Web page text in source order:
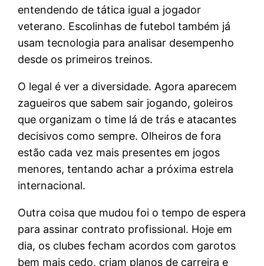
entendendo de tática igual a jogador
veterano. Escolinhas de futebol também já
usam tecnologia para analisar desempenho
desde os primeiros treinos.
O legal é ver a diversidade. Agora aparecem
zagueiros que sabem sair jogando, goleiros
que organizam o time lá de trás e atacantes
decisivos como sempre. Olheiros de fora
estão cada vez mais presentes em jogos
menores, tentando achar a próxima estrela
internacional.
Outra coisa que mudou foi o tempo de espera
para assinar contrato profissional. Hoje em
dia, os clubes fecham acordos com garotos
bem mais cedo, criam planos de carreira e